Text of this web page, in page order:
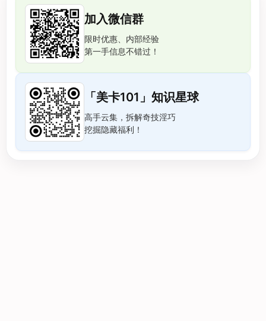
加入微信群
限时优惠、内部经验
第一手信息不错过！
「美卡101」知识星球
高手云集，拆解奇技淫巧
挖掘隐藏福利！